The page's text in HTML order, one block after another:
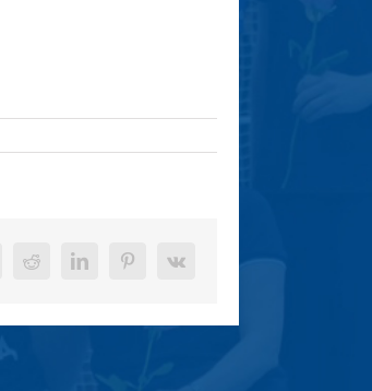
Reddit LinkedInPinterest
Vk